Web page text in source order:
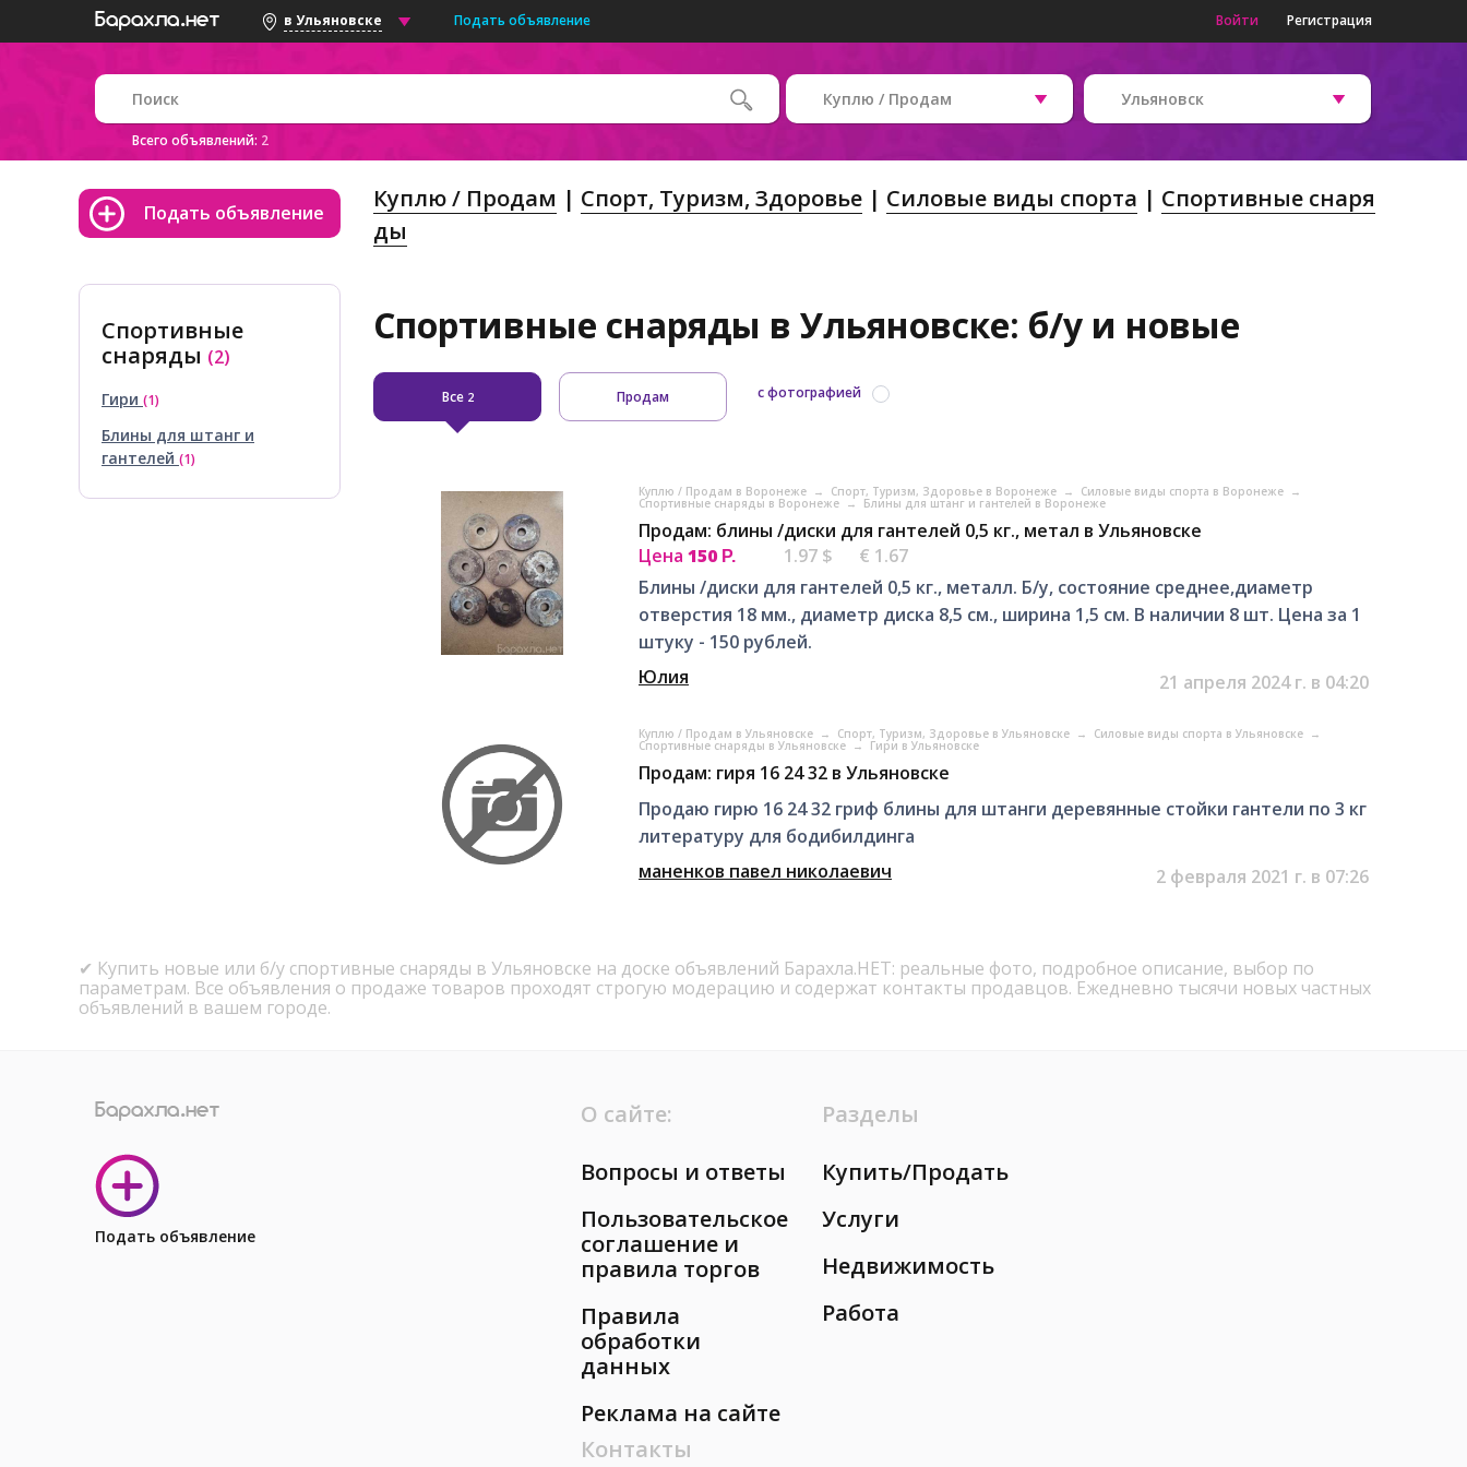
в Ульяновске Подать объявление Войти Регистрация
Всего объявлений: 2
Куплю / Продам Ульяновск
Подать объявление
Спортивные
снаряды (2)
Гири (1)
Блины для штанг и
гантелей (1)
Куплю / Продам Спорт, Tуризм, Здоровье Силовые виды спорта
Спортивные снаря
ды
Спортивные снаряды в Ульяновске: б/у и новые
Все 2 Продам с фотографией
Куплю / Продам в Воронеже → Спорт, Tуризм, Здоровье в Воронеже → Силовые виды спорта в Воронеже →
Спортивные снаряды в Воронеже → Блины для штанг и гантелей в Воронеже
Продам: блины /диски для гантелей 0,5 кг., метал в Ульяновске
Цена 150 Р. 1.97 $
€ 1.67
Блины /диски для гантелей 0,5 кг., металл. Б/у, состояние среднее,диаметр
отверстия 18 мм., диаметр диска 8,5 см., ширина 1,5 см. В наличии 8 шт. Цена за 1
штуку - 150 рублей.
Юлия
21 апреля 2024 г. в 04:20
Куплю / Продам в Ульяновске → Спорт, Tуризм, Здоровье в Ульяновске → Силовые виды спорта в Ульяновске →
Спортивные снаряды в Ульяновске → Гири в Ульяновске
Продам: гиря 16 24 32 в Ульяновске
Продаю гирю 16 24 32 гриф блины для штанги деревянные стойки гантели по 3 кг
литературу для бодибилдинга
маненков павел николаевич
2 февраля 2021 г. в 07:26
✔ Купить новые или б/у спортивные снаряды в Ульяновске на доске объявлений Барахла.НЕТ: реальные фото, подробное описание, выбор по
параметрам. Все объявления о продаже товаров проходят строгую модерацию и содержат контакты продавцов. Ежедневно тысячи новых частных
объявлений в вашем городе.
Подать объявление
О сайте:
Вопросы и ответы
Пользовательское
соглашение и
правила торгов
Правила
обработки
данных
Реклама на сайте
Разделы
Купить/Продать
Услуги
Недвижимость
Работа
Контакты